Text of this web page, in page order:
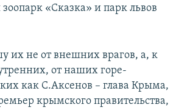
«Сказка» и парк львов
их не от внешних врагов, а, к
от наших горе-
как С.Аксенов – глава Крыма,
крымского правительства,